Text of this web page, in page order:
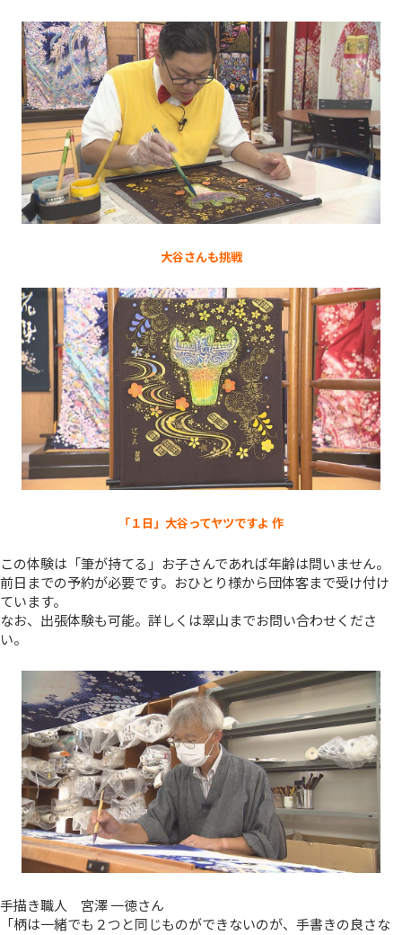
大谷さんも挑戦
「１日」大谷ってヤツですよ 作
この体験は「筆が持てる」お子さんであれば年齢は問いません。
前日までの予約が必要です。おひとり様から団体客まで受け付け
ています。
なお、出張体験も可能。詳しくは翠山までお問い合わせくださ
い。
手描き職人 宮澤 一徳さん
「柄は一緒でも２つと同じものができないのが、手書きの良さな